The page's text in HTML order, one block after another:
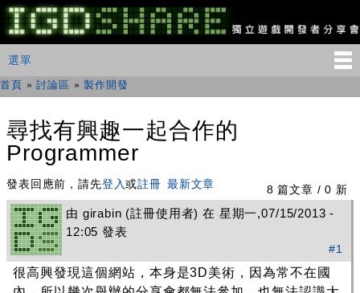
移
至
主
IGDSHARE
獨
遊
開
發
者
分
會
主選單
選單
您在這裡
首頁 »討論區 »製作開發
尋找有興趣一起合作的
Programmer
8 篇文章 / 0 新
發表回應前，請先登入或註冊 最新文章
由 girabin (註冊使用者) 在 星期一,07/15/2013 -
12:05 發表
#1
很高興發現這個網站，本身是3D美術，因為常不在國